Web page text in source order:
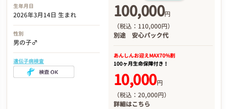
生年月日
2026年3月14日 生まれ
性別
男の子♂
遺伝子病検査
100,000円
（税込：110,000円）
別途 安心パック代
あんしんお迎えMAX70%割
100ヶ月生命保障付き！
10,000円
（税込：20,000円）
詳細はこちら